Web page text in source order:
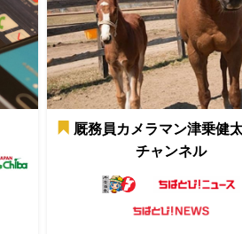
厩務員カメラマン津乗健
チャンネル